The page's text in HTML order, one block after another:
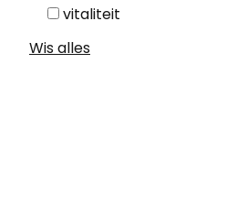
vitaliteit
Wis alles